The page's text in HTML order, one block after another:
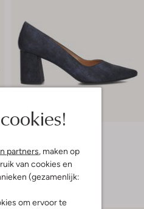
partners , maken op
van cookies en
(gezamenlijk:
om ervoor te
-20%
€ 129,99 € 103,99
+ meer kleuren